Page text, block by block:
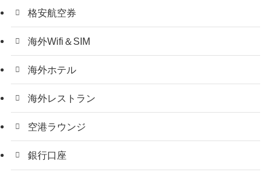
格安航空券
海外Wifi＆SIM
海外ホテル
海外レストラン
空港ラウンジ
銀行口座